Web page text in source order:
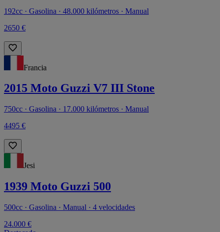
192cc · Gasolina · 48.000 kilómetros · Manual
2650 €
Francia
2015 Moto Guzzi V7 III Stone
750cc · Gasolina · 17.000 kilómetros · Manual
4495 €
Jesi
1939 Moto Guzzi 500
500cc · Gasolina · Manual · 4 velocidades
24.000 €